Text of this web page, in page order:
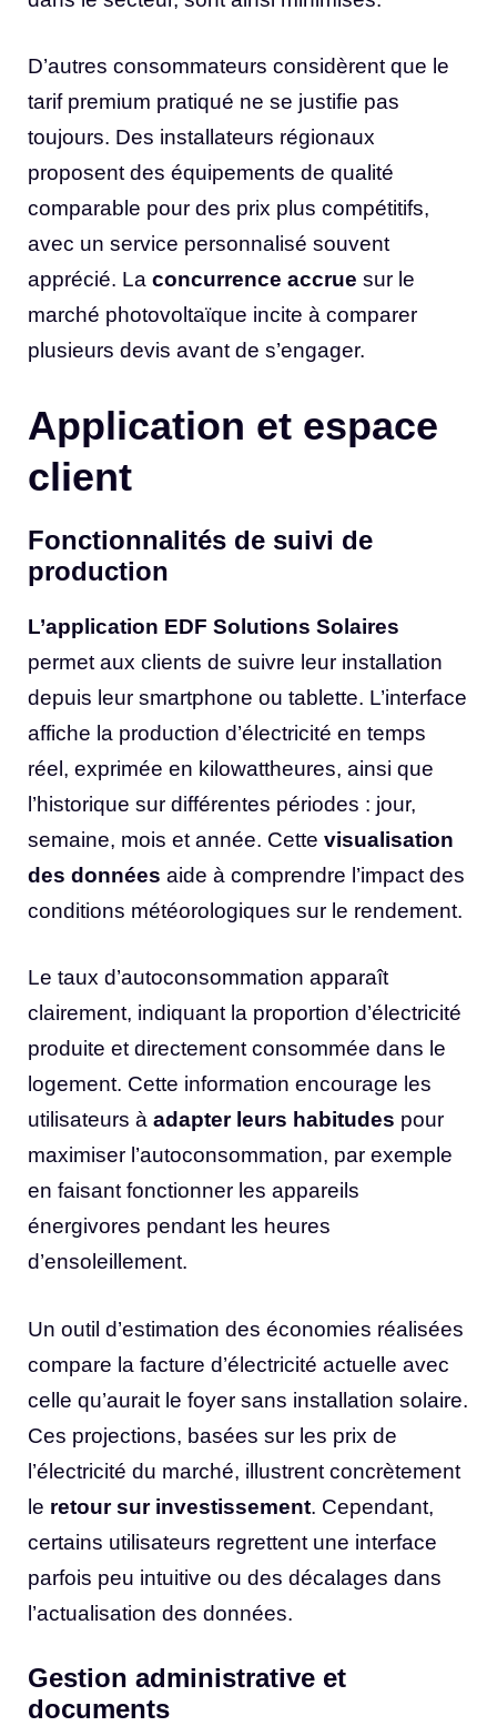
D’autres consommateurs considèrent que le
tarif premium pratiqué ne se justifie pas
toujours. Des installateurs régionaux
proposent des équipements de qualité
comparable pour des prix plus compétitifs,
avec un service personnalisé souvent
apprécié. La concurrence accrue sur le
marché photovoltaïque incite à comparer
plusieurs devis avant de s’engager.
Application et espace
client
Fonctionnalités de suivi de
production
L’application EDF Solutions Solaires
permet aux clients de suivre leur installation
depuis leur smartphone ou tablette. L’interface
affiche la production d’électricité en temps
réel, exprimée en kilowattheures, ainsi que
l’historique sur différentes périodes : jour,
semaine, mois et année. Cette visualisation
des données aide à comprendre l’impact des
conditions météorologiques sur le rendement.
Le taux d’autoconsommation apparaît
clairement, indiquant la proportion d’électricité
produite et directement consommée dans le
logement. Cette information encourage les
utilisateurs à adapter leurs habitudes pour
maximiser l’autoconsommation, par exemple
en faisant fonctionner les appareils
énergivores pendant les heures
d’ensoleillement.
Un outil d’estimation des économies réalisées
compare la facture d’électricité actuelle avec
celle qu’aurait le foyer sans installation solaire.
Ces projections, basées sur les prix de
l’électricité du marché, illustrent concrètement
le retour sur investissement. Cependant,
certains utilisateurs regrettent une interface
parfois peu intuitive ou des décalages dans
l’actualisation des données.
Gestion administrative et
documents